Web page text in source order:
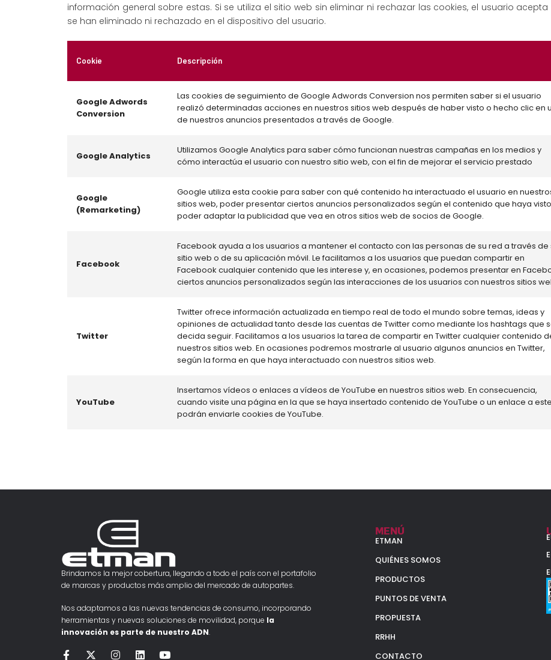
información general sobre estas. Si se utiliza el sitio web sin eliminar ni rechazar las cookies, el usuario
se han eliminado ni rechazado en el dispositivo del usuario.
Cookie Descripción
Google Adwords
Conversion
Las cookies de seguimiento de Google Adwords Conversion nos permiten saber si el usuario
realizó determinadas acciones en nuestros sitios web después de haber visto o hecho clic en
de nuestros anuncios presentados a través de Google.
Google Analytics
Utilizamos Google Analytics para saber cómo funcionan nuestras campañas en los medios y
cómo interactúa el usuario con nuestro sitio web, con el fin de mejorar el servicio prestado
Google
(Remarketing)
Google utiliza esta cookie para saber con qué contenido ha interactuado el usuario en
sitios web, poder presentar ciertos anuncios personalizados según el contenido que haya
poder adaptar la publicidad que vea en otros sitios web de socios de Google.
Facebook
Facebook ayuda a los usuarios a mantener el contacto con las personas de su red a través de
sitio web o de su aplicación móvil. Le facilitamos a los usuarios que puedan compartir en
Facebook cualquier contenido que les interese y, en ocasiones, podemos presentar en
ciertos anuncios personalizados según las interacciones de los usuarios con nuestros sitios
Twitter
Twitter ofrece información actualizada en tiempo real de todo el mundo sobre temas, ideas y
opiniones de actualidad tanto desde las cuentas de Twitter como mediante los hashtags que
decida seguir. Facilitamos a los usuarios la tarea de compartir en Twitter cualquier contenido
nuestros sitios web. En ocasiones podremos mostrarle al usuario algunos anuncios en Twitter,
según la forma en que haya interactuado con nuestros sitios web.
YouTube
Insertamos vídeos o enlaces a vídeos de YouTube en nuestros sitios web. En consecuencia,
cuando visite una página en la que se haya insertado contenido de YouTube o un enlace a
podrán enviarle cookies de YouTube.
Brindamos la mejor cobertura, llegando a todo el país con el portafolio
de marcas y productos más amplio del mercado de autopartes.
Nos adaptamos a las nuevas tendencias de consumo, incorporando
herramientas y nuevas soluciones de movilidad, porque la
innovación es parte de nuestro ADN.
MENÚ
ETMAN
QUIÉNES SOMOS
PRODUCTOS
PUNTOS DE VENTA
PROPUESTA
RRHH
CONTACTO